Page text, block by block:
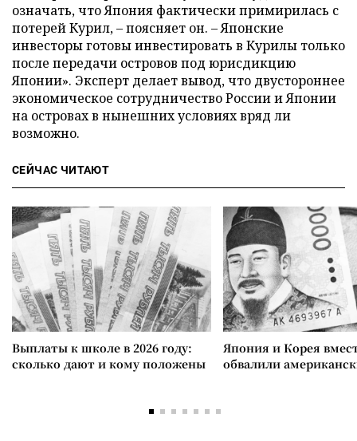
означать, что Япония фактически примирилась с
потерей Курил, – поясняет он. – Японские
инвесторы готовы инвестировать в Курилы только
после передачи островов под юрисдикцию
Японии». Эксперт делает вывод, что двустороннее
экономическое сотрудничество России и Японии
на островах в нынешних условиях вряд ли
возможно.
СЕЙЧАС ЧИТАЮТ
Выплаты к школе в 2026 году:
сколько дают и кому положены
Япония и Корея
обвалили